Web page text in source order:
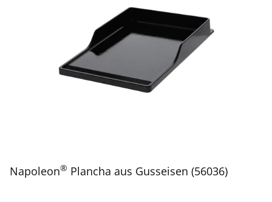
Napoleon® Plancha aus Gusseisen (56036)